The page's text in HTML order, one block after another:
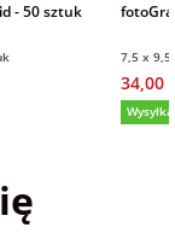
- 50 sztuk
7,5 x
34,00